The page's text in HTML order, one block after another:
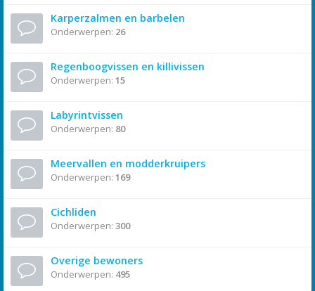
Karperzalmen en barbelen
Onderwerpen: 26
Regenboogvissen en killivissen
Onderwerpen: 15
Labyrintvissen
Onderwerpen: 80
Meervallen en modderkruipers
Onderwerpen: 169
Cichliden
Onderwerpen: 300
Overige bewoners
Onderwerpen: 495